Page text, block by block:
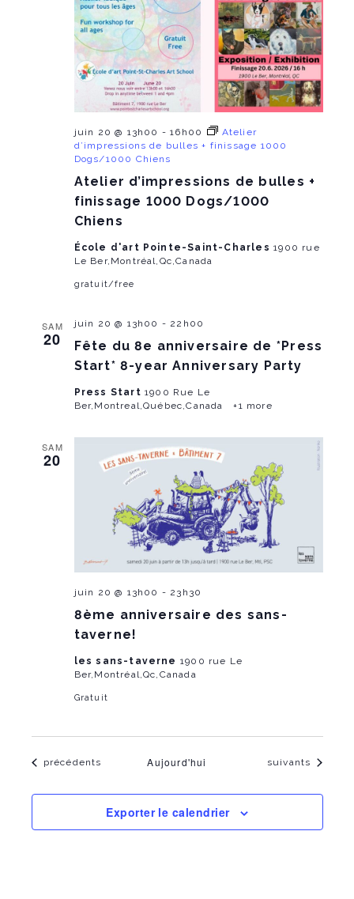
Atelier d’impressions de bulles +
finissage 1000 Dogs/1000
Chiens
juin 20 @ 13h00 -16h00
Atelier
d’impressions de bulles + finissage 1000
Dogs/1000 Chiens
École d'art Pointe-Saint-Charles1900 rue
Le Ber,Montréal,Qc,Canada
gratuit/free
SAM
20
Fête du 8e anniversaire de *Press
Start* 8-year Anniversary Party
juin 20 @ 13h00 - 22h00
Press Start 1900 Rue Le
Ber,Montreal,Québec,Canada
+1 more
SAM
20
8ème anniversaire des sans-
taverne!
juin 20 @ 13h00 - 23h30
les sans-taverne 1900 rue Le
Ber,Montréal,Qc,Canada
Gratuit
Évènements
précédents Aujourd'hui Évènements
suivants
Exporter le calendrier